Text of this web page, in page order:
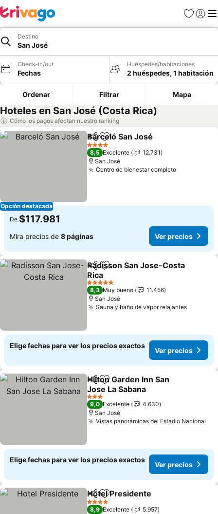
Favoritos
Iniciar
Destino
San José
Check-in/out
Fechas
Huéspedes/habitaciones
2 huéspedes, 1 habitación
Ordenar Filtrar Mapa
Hoteles en San José (Costa Rica)
Cómo los pagos afectan nuestro ranking
Opción destacada
CompartirAgregar a favoritos
Barceló San José
4 Estrellas
8,5 Excelente
12.731
San José
Centro de bienestar completoVer precios
De $117.981
Mira precios de 8 páginas Ver precios
CompartirAgregar a favoritos
Radisson San Jose-Costa
Rica
Ver precios
5 Estrellas
8,3 Muy bueno
11.456
San José
Sauna y baño de vapor relajantesVer
Elige fechas para ver los precios exactos
Ver precios
CompartirAgregar a favoritos
Hilton Garden Inn San
Jose La Sabana
Ver precios
3 Estrellas
9,0 Excelente
4.630
San José
Vistas panorámicas del Estadio Nacional
Elige fechas para ver los precios exactos
Ver precios
CompartirAgregar a favoritos
Hotel Presidente
4 Estrellas
8,9 Excelente
5.957